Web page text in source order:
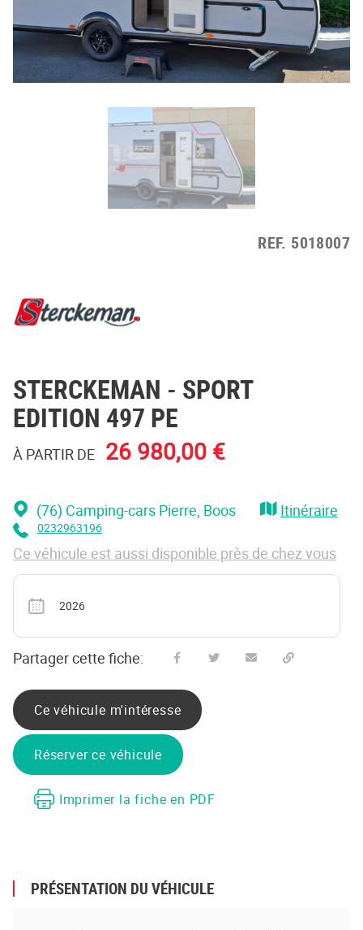
REF. 5018007
STERCKEMAN - SPORT
EDITION 497 PE
À PARTIR DE 26 980,00 €
(76) Camping-cars Pierre , Boos Itinéraire
0232963196
Ce véhicule est aussi disponible près de chez vous
Année
2026
Partager cette fiche:
Ce véhicule m'intéresse
Réserver ce véhicule
Imprimer la fiche en PDF
PRÉSENTATION DU VÉHICULE